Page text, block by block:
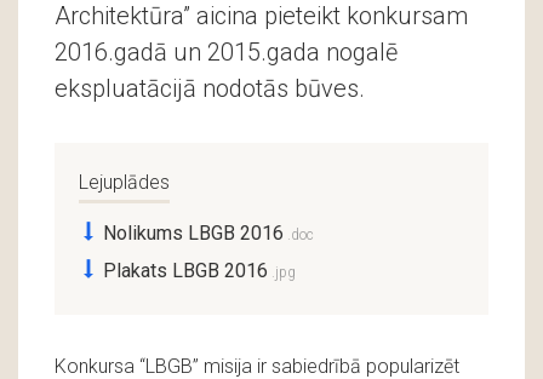
Architektūra” aicina pieteikt konkursam
2016.gadā un 2015.gada nogalē
ekspluatācijā nodotās būves.
Lejuplādes
Nolikums LBGB 2016
Plakats LBGB 2016
Konkursa “LBGB” misija ir sabiedrībā popularizēt